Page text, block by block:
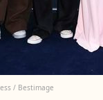
/ Bestimage